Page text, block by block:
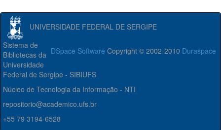
UNIVERSIDADE FEDERAL DE SERGIPE
DSpace Software Copyright © 2002-2010 Duraspace
Sistema de
Bibliotecas da
Universidade
Federal de Sergipe - SIBIUFS
Núcleo de Tecnologia da Informação - NTI
repositorio@academico.ufs.br
+55 79 3194-6528